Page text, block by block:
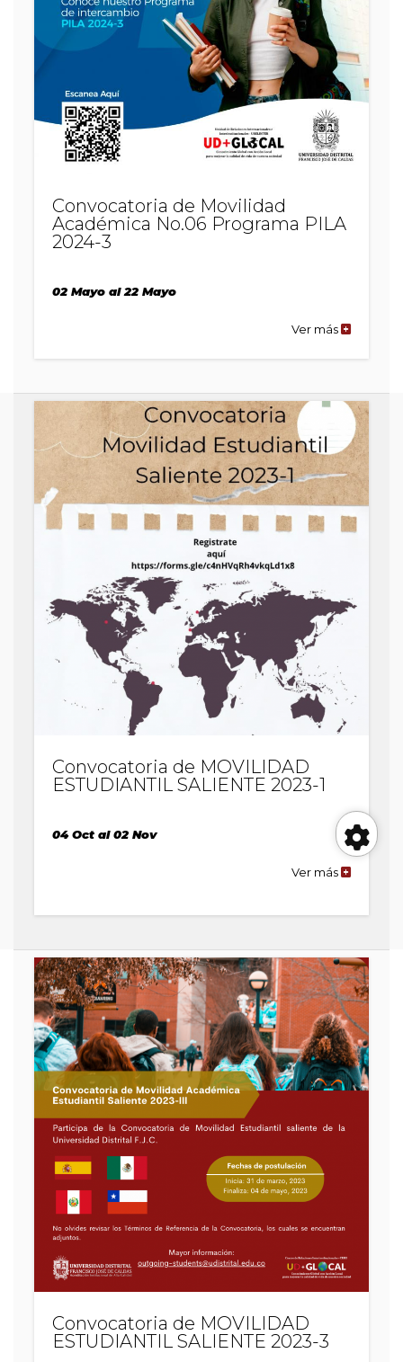
de
Convocatoria de Movilidad
Académica No.06 Programa PILA
2024-3
02 Mayo al 22 Mayo
Ver másde
Movilidad
No.06
Programa
PILA
2024-
3
Convocatoria de MOVILIDAD
ESTUDIANTIL SALIENTE 2023-1
04 Oct al 02 Nov
Ver másde
SALIENTE
2023-
1
Convocatoria de MOVILIDAD
ESTUDIANTIL SALIENTE 2023-3